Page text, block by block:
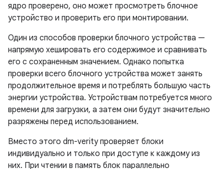
ядро ​​проверено, оно может просмотреть блочное
устройство и проверить его при монтировании.
Один из способов проверки блочного устройства —
напрямую хешировать его содержимое и сравнивать
его с сохраненным значением. Однако попытка
проверки всего блочного устройства может занять
продолжительное время и потреблять большую часть
энергии устройства. Устройствам потребуется много
времени для загрузки, а затем они будут значительно
разряжены перед использованием.
Вместо этого dm-verity проверяет блоки
индивидуально и только при доступе к каждому из
них. При чтении в память блок параллельно